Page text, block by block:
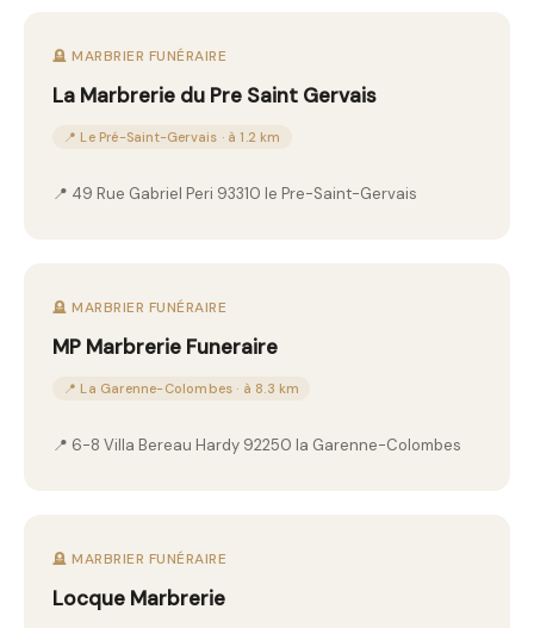
🪦 MARBRIER FUNÉRAIRE
La Marbrerie du Pre Saint Gervais
📍 Le Pré-Saint-Gervais · à 1.2 km
📍 49 Rue Gabriel Peri 93310 le Pre-Saint-Gervais
🪦 MARBRIER FUNÉRAIRE
MP Marbrerie Funeraire
📍 La Garenne-Colombes · à 8.3 km
📍 6-8 Villa Bereau Hardy 92250 la Garenne-Colombes
🪦 MARBRIER FUNÉRAIRE
Locque Marbrerie